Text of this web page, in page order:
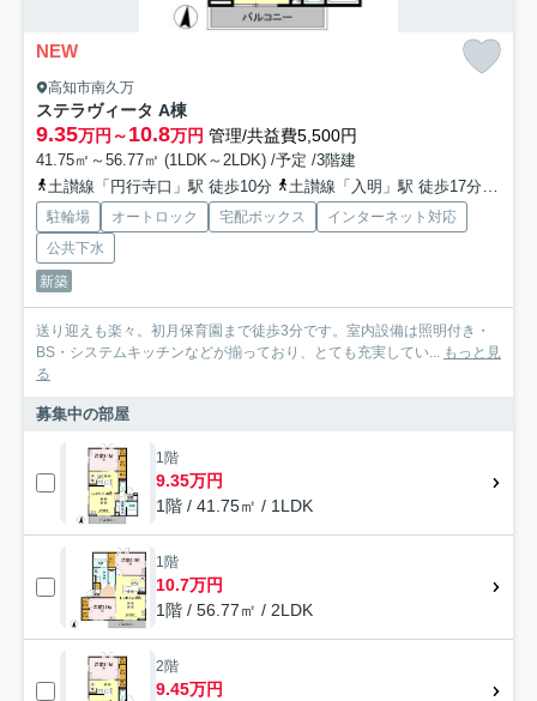
NEW
高知市南久万
ステラヴィータ A棟
9.35万円～10.8万円 管理/共益費5,500円
41.75㎡～56.77㎡ (1LDK～2LDK) /予定 /3階建
土讃線「円行寺口」駅 徒歩10分
土讃線「入明」駅 徒歩17分
駐輪場 オートロック 宅配ボックス
インターネット対応
公共下水
新築
送り迎えも楽々。初月保育園まで徒歩3分です。室内設備は照明付き・
BS・システムキッチンなどが揃っており、とても充実してい... もっと見
る
募集中の部屋
1階
9.35万円
1階 / 41.75㎡ / 1LDK
1階
10.7万円
1階 / 56.77㎡ / 2LDK
2階
9.45万円